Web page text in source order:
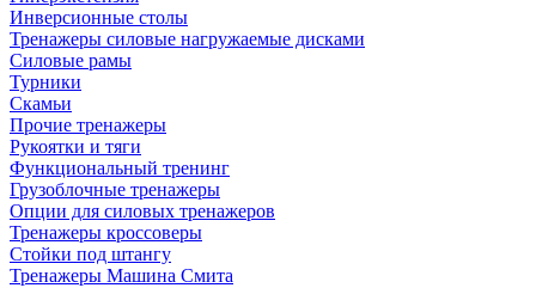
Инверсионные столы
Тренажеры силовые нагружаемые дисками
Силовые рамы
Турники
Скамьи
Прочие тренажеры
Рукоятки и тяги
Функциональный тренинг
Грузоблочные тренажеры
Опции для силовых тренажеров
Тренажеры кроссоверы
Стойки под штангу
Тренажеры Машина Смита